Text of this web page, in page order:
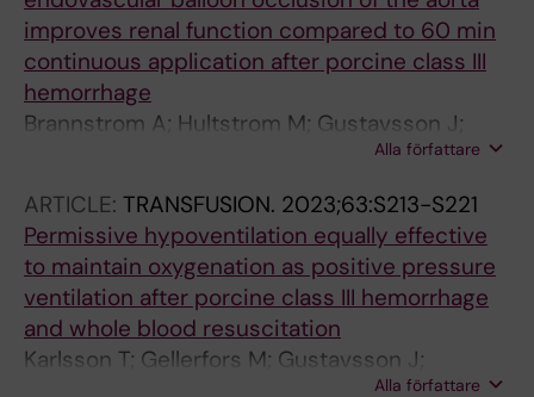
improves renal function compared to 60 min
continuous application after porcine class III
hemorrhage
Brannstrom A; Hultstrom M; Gustavsson J;
Alla författare
ARTICLE: TRANSFUSION. 2023;63:S213-S221
Permissive hypoventilation equally effective
to maintain oxygenation as positive pressure
ventilation after porcine class III hemorrhage
and whole blood resuscitation
Karlsson T; Gellerfors M; Gustavsson J;
Alla författare